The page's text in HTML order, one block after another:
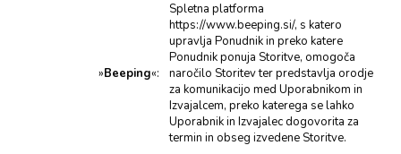
»Beeping«:
Spletna platforma
https://www.beeping.si/, s katero
upravlja Ponudnik in preko katere
Ponudnik ponuja Storitve, omogoča
naročilo Storitev ter predstavlja orodje
za komunikacijo med Uporabnikom in
Izvajalcem, preko katerega se lahko
Uporabnik in Izvajalec dogovorita za
termin in obseg izvedene Storitve.